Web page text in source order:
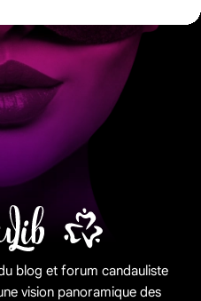
blog et forum candauliste
vision panoramique des